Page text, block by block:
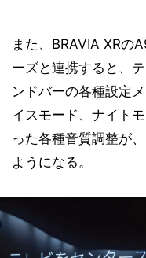
また、BRAVIA XRの
ーズと連携すると、
ンドバーの各種設定
イスモード、ナイト
った各種音質調整が
ようになる。